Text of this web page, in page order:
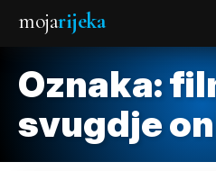
mojarijeka
Oznaka:
svugdje